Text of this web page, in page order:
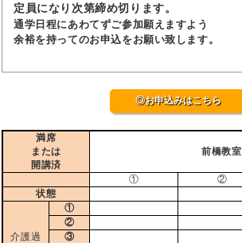
定員になり次第締め切ります。
通学日程にあわてずご参加願えますよう
余裕を持ってのお申込をお願い致します。
◎お申込みはこちら
満席
または
開講済
前橋教室
① ②
状態
介護過
①
②
③